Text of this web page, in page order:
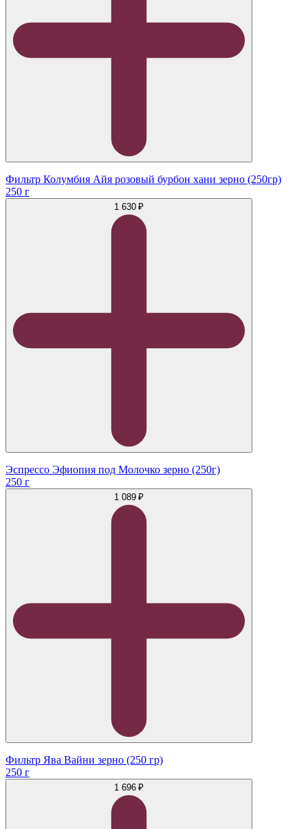
Фильтр Колумбия Айя розовый бурбон хани зерно (250гр)
250 г
1 630 ₽
Эспрессо Эфиопия под Молочко зерно (250г)
250 г
1 089 ₽
Фильтр Ява Вайни зерно (250 гр)
250 г
1 696 ₽